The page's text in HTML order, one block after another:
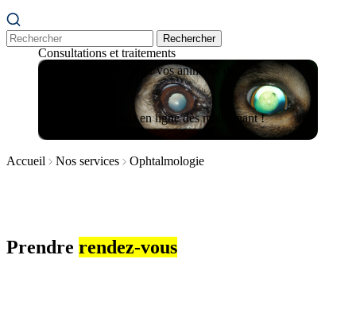
Rechercher
du Dr Guillaume Payen.
Consultations et traitements
ophtalmologiques pour vos animaux de
Prenez rendez-vous en ligne dès maintenant !
Accueil Nos services Ophtalmologie
Prendre rendez-vous